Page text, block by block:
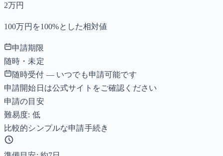
2万円
100万円を100%とした相対値
申請期限
随時・未定
随時受付 — いつでも申請可能です
申請開始日は公式サイトをご確認ください
申請の目安
難易度: 低
比較的シンプルな申請手続き